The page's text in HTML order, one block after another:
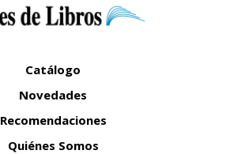
Catálogo
Novedades
Recomendaciones
Quiénes Somos